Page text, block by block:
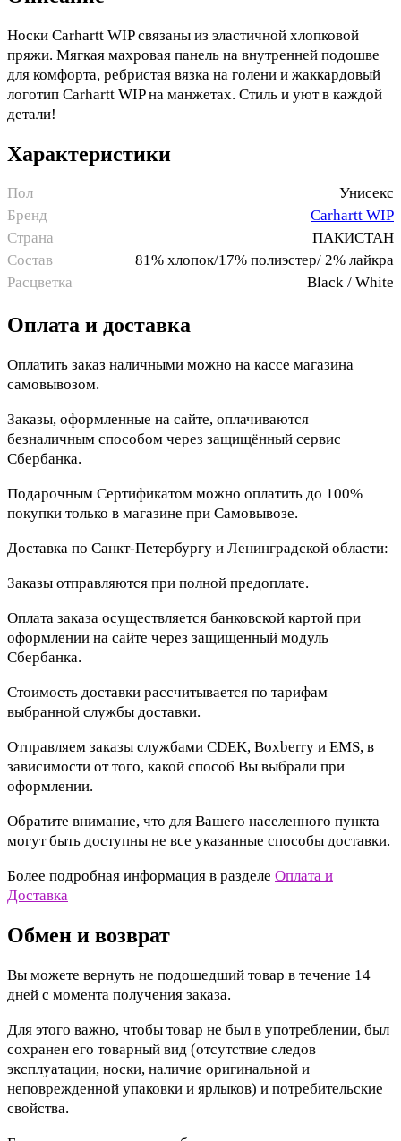
Носки Carhartt WIP связаны из эластичной хлопковой
пряжи. Мягкая махровая панель на внутренней подошве
для комфорта, ребристая вязка на голени и жаккардовый
логотип Carhartt WIP на манжетах. Стиль и уют в каждой
детали!
Характеристики
Пол
Унисекс
Бренд
Carhartt WIP
Страна
ПАКИСТАН
Состав
81% хлопок/17% полиэстер/ 2% лайкра
Расцветка
Black / White
Оплата и доставка
Оплатить заказ наличными можно на кассе магазина
самовывозом.
Заказы, оформленные на сайте, оплачиваются
безналичным способом через защищённый сервис
Сбербанка.
Подарочным Сертификатом можно оплатить до 100%
покупки только в магазине при Самовывозе.
Доставка по Санкт-Петербургу и Ленинградской области:
Заказы отправляются при полной предоплате.
Оплата заказа осуществляется банковской картой при
оформлении на сайте через защищенный модуль
Сбербанка.
Стоимость доставки рассчитывается по тарифам
выбранной службы доставки.
Отправляем заказы службами CDEK, Boxberry и EMS, в
зависимости от того, какой способ Вы выбрали при
оформлении.
Обратите внимание, что для Вашего населенного пункта
могут быть доступны не все указанные способы доставки.
Более подробная информация в разделе Оплата и
Доставка
Обмен и возврат
Вы можете вернуть не подошедший товар в течение 14
дней с момента получения заказа.
Для этого важно, чтобы товар не был в употреблении, был
сохранен его товарный вид (отсутствие следов
эксплуатации, носки, наличие оригинальной и
неповрежденной упаковки и ярлыков) и потребительские
свойства.